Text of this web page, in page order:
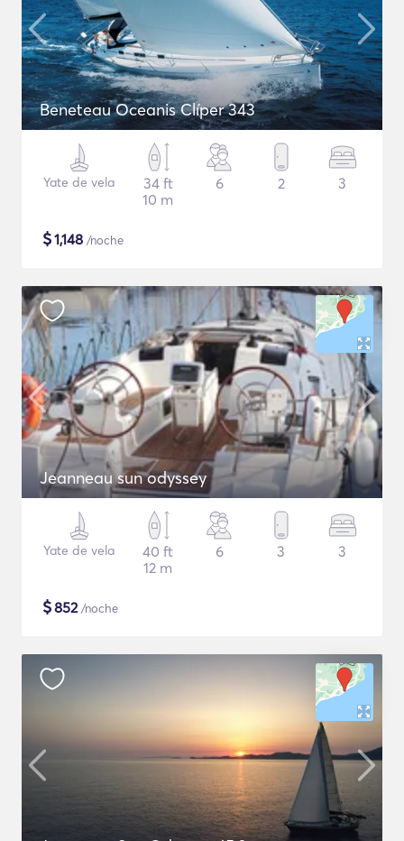
Beneteau Oceanis Clíper 343
Yate de vela
34 ft
10 m
6 2 3
$1,148 /noche
Jeanneau sun odyssey
Yate de vela
40 ft
12 m
6 3 3
$852/noche